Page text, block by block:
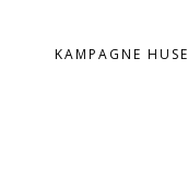
KAMPAGNE HUSE